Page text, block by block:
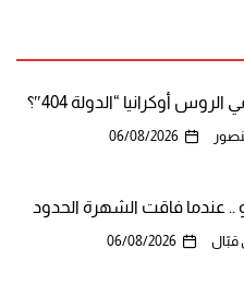
أوكرانيا “الدولة 404″؟
06/08/2026
.. عندما فاقت الشهرة الحدود
قبّال 06/08/2026